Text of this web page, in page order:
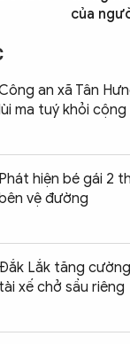
của
an xã Tân
ma tuý khỏi
Phát hiện bé gái 2
vệ đường
Đắk Lắk tăng
tài xế chở sầu riêng